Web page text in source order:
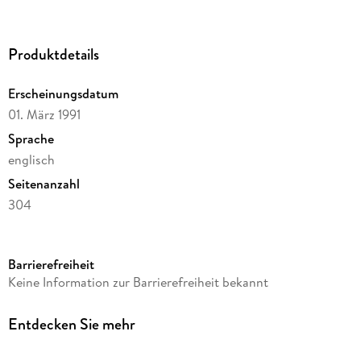
Produktdetails
Erscheinungsdatum
01. März 1991
Sprache
englisch
Seitenanzahl
304
Verlag/Hersteller
Produktart
Barrierefreiheit
Keine Information zur Barrierefreiheit bekannt
Entdecken Sie mehr